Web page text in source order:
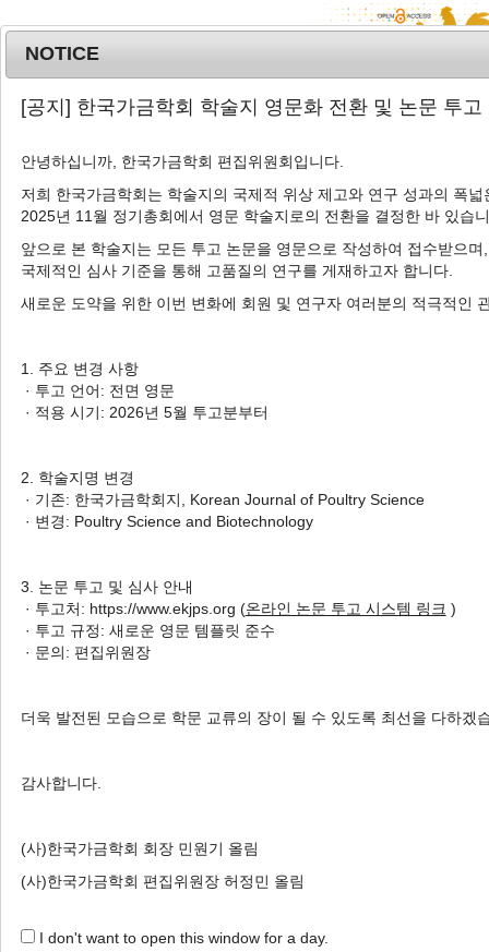
T
o
e
n
a
MENU
Korean J. Poult. Sci. 2024;
51(4): 227-233
pISSN: 1225-6625, eISSN: 2287-5387
Article
육계 사료 내 금화규 분말의 첨가가 일반육
장소영1 ,박상훈 ,
일
,김종혁3 ,최정석
ofAbelmoschus manihot
Meat Quality and Storage Stability
Soyoung Jang ,Sanghun Park
Gyurim Yeom
,Taeyeon Moon2 ,Yang-il Choi2
,
Jong Hyuk Kim3 ,Jungseok Choi
Received:Nov 02, 2024; Revised:Nov 12, 2024 ;
Published Online: Dec 31, 2024
적 요
및 저장성에 미치는 영향을 조사하기 위하여 실시되었다. 처리구는
NOTICE
[공지] 한국가금학회 학술지 영문화 전환 및 논문 투고
안녕하십니까, 한국가금학회 편집위원회입니다.
저희 한국가금학회는 학술지의 국제적 위상 제고와 연구 성과의 폭넓
2025년 11월 정기총회에서 영문 학술지로의 전환을 결정한 바 있습
앞으로 본 학술지는 모든 투고 논문을 영문으로 작성하여 접수받으며,
국제적인 심사 기준을 통해 고품질의 연구를 게재하고자 합니다.
새로운 도약을 위한 이번 변화에 회원 및 연구자 여러분의 적극적인
1. 주요 변경 사항
· 투고 언어: 전면 영문
· 적용 시기: 2026년 5월 투고분부터
2. 학술지명 변경
· 기존: 한국가금학회지, Korean Journal of Poultry Science
· 변경: Poultry Science and Biotechnology
3. 논문 투고 및 심사 안내
· 투고처: https://www.ekjps.org (온라인 논문 투고 시스템 링크 )
· 투고 규정: 새로운 영문 템플릿 준수
· 문의: 편집위원장
더욱 발전된 모습으로 학문 교류의 장이 될 수 있도록 최선을 다하겠
감사합니다.
(사)한국가금학회 회장 민원기 올림
(사)한국가금학회 편집위원장 허정민 올림
I don't want to open this window for a day.